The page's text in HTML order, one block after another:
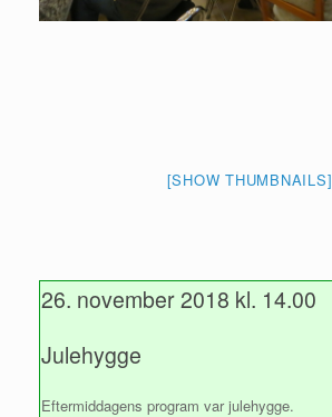
[SHOW THUMBNAILS]
26. november 2018 kl. 14.00
Julehygge
Eftermiddagens program var julehygge.